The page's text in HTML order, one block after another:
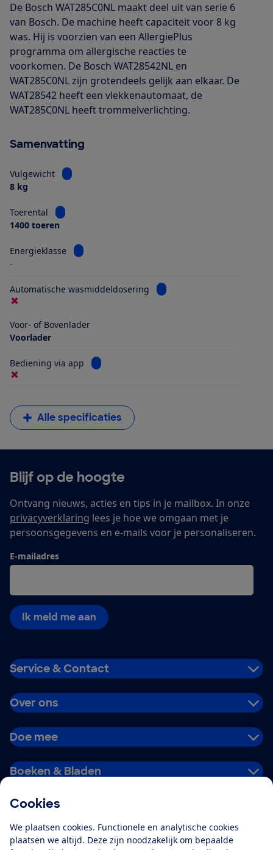
Cookies
We plaatsen cookies. Functionele en analytische cookies
plaatsen we altijd. Deze zijn noodzakelijk om bepaalde
De Bosch WAT285C0NL maakt deel uit van serie 6
van Bosch. De machine heeft capaciteit voor 8 kg
was. Hij is voorzien van een AllergiePlus
programma om allergische reacties te
voorkomen. De Bosch WAT28542NL en
WAT285C0NL zijn grotendeels gelijk aan elkaar. De
WAT28542 heeft een vlekkenautomaat, de
WAT285C0NL heeft trommelverlichting.
Samenvatting
Vulgewicht
Bekijk informatie voor Vulgewicht
8 kg
Toerental
Bekijk informatie voor Toerental
1400 toeren
Energieklasse
Bekijk informatie voor Energieklasse
-
Automatische wasmiddeldosering Bekijk informatie voor
Voor- of Bovenlader
Voorlader
Bediening via app Bekijk informatie voor Bediening via app
Alle specificaties
Blijf op de hoogte
Ontvang nieuws, acties en tips in je mailbox. In onze
privacyverklaring lees je hoe we omgaan met je
persoonsgegevens en e-mails voor je personaliseren.
E-mailadres
Ik meld me aan
Service & Contact
Over ons
Doe mee
Boeken & Bladen